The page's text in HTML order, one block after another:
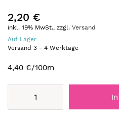
2,20 €
inkl. 19% MwSt., zzgl. Versand
Auf Lager
Versand 3 - 4 Werktage
4,40 €/100m